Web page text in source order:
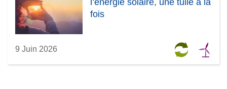
l’énergie solaire, une tuile à la
fois
9 Juin 2026